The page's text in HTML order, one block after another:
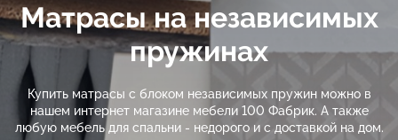
Матрасы на независимых
пружинах
Купить матрасы с блоком независимых пружин можно в
нашем интернет магазине мебели 100 Фабрик. А также
любую мебель для спальни - недорого и с доставкой на дом.